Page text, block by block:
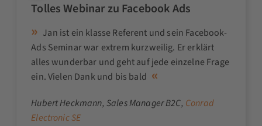
Tolles Webinar zu Facebook Ads
Jan ist ein klasse Referent und sein Facebook-
Ads Seminar war extrem kurzweilig. Er erklärt
alles wunderbar und geht auf jede einzelne Frage
ein. Vielen Dank und bis bald
Hubert Heckmann, Sales Manager B2C, Conrad
Electronic SE